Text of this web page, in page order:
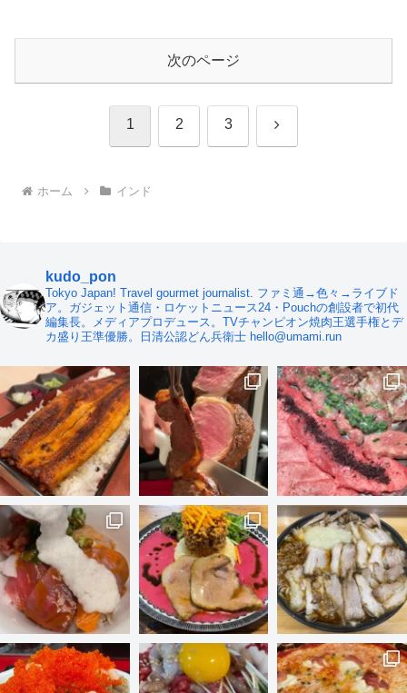
次のページ
1 2 3 次
ホーム インド
kudo_pon
Tokyo Japan! Travel gourmet journalist. ファミ通→色々→ライブド
ア。ガジェット通信・ロケットニュース24・Pouchの創設者で初代
編集長。メディアプロデュース。TVチャンピオン焼肉王選手権とデ
カ盛り王準優勝。日清公認どん兵衛士 hello@umami.run